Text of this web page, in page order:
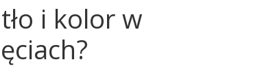
i kolor w